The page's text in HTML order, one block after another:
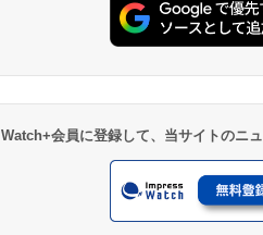
Watch+会員に登録して、当サイトのニ